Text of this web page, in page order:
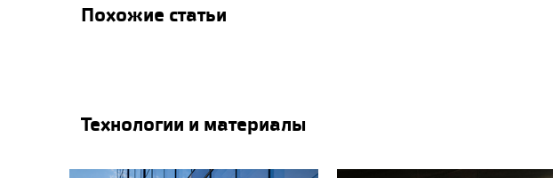
Похожие статьи
Технологии и материалы